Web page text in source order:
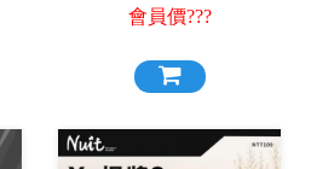
會員價???